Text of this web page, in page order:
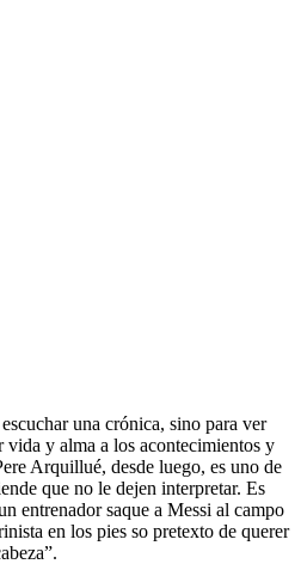
una crónica, sino para ver
vida y alma a los acontecimientos y
Arquillué, desde luego, es uno de
que no le dejen interpretar. Es
entrenador saque a Messi al campo
en los pies so pretexto de querer